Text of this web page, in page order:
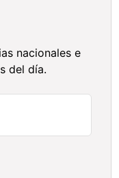
nacionales e
del día.